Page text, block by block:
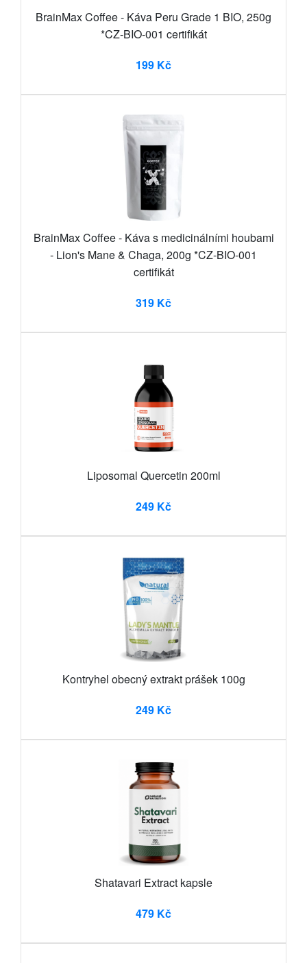
BrainMax Coffee - Káva Peru Grade 1 BIO, 250g
*CZ-BIO-001 certifikát
199 Kč
BrainMax Coffee - Káva s medicinálními houbami
- Lion's Mane & Chaga, 200g *CZ-BIO-001
certifikát
319 Kč
Liposomal Quercetin 200ml
249 Kč
Kontryhel obecný extrakt prášek 100g
249 Kč
Shatavari Extract kapsle
479 Kč